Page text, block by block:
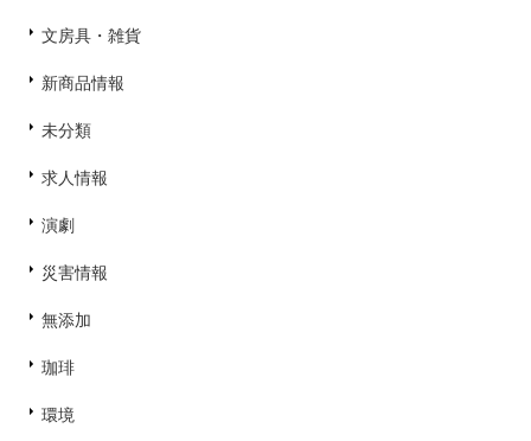
文房具・雑貨
新商品情報
未分類
求人情報
演劇
災害情報
無添加
珈琲
環境